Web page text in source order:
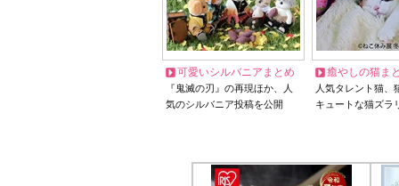
可愛いシルバニアまとめ
『鬼滅の刃』の再現ほか、人
気のシルバニア投稿を公開
癒やしの猫ま
人気タレント猫
キュートな猫ズラ